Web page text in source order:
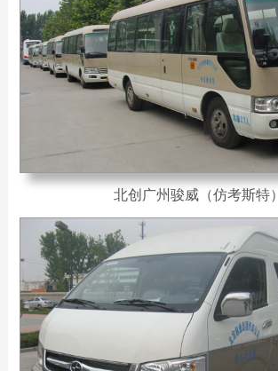
北创广州骏威（仿考斯特）